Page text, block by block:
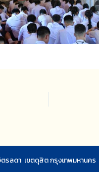
ลดา เขตดุสิต กรุงเทพมหานค